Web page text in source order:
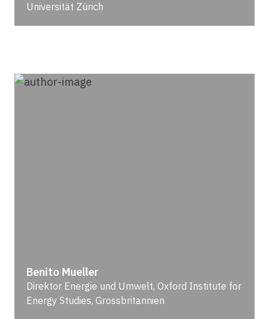
Universität Zürich
Benito Mueller
Direktor Energie und Umwelt, Oxford Institute for
Energy Studies, Grossbritannien